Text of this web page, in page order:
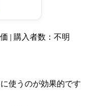
| 購入者数：不明
使うのが効果的です